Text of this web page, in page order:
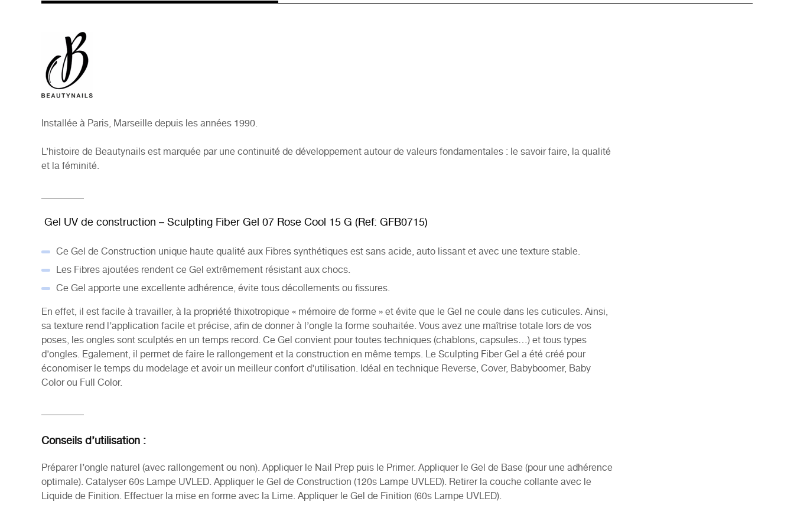
Installée à Paris, Marseille depuis les années 1990.
L’histoire de Beautynails est marquée par une continuité de développement autour de valeurs fondamentales : le savoir faire, la qualité
et la féminité.
_________
Gel UV de construction – Sculpting Fiber Gel 07 Rose Cool 15 G (Ref: GFB0715)
Ce Gel de Construction unique haute qualité aux Fibres synthétiques est sans acide, auto lissant et avec une texture stable.
Les Fibres ajoutées rendent ce Gel extrêmement résistant aux chocs.
Ce Gel apporte une excellente adhérence, évite tous décollements ou fissures.
En effet, il est facile à travailler, à la propriété thixotropique « mémoire de forme » et évite que le Gel ne coule dans les cuticules. Ainsi,
sa texture rend l’application facile et précise, afin de donner à l’ongle la forme souhaitée. Vous avez une maîtrise totale lors de vos
poses, les ongles sont sculptés en un temps record. Ce Gel convient pour toutes techniques (chablons, capsules…) et tous types
d’ongles. Egalement, il permet de faire le rallongement et la construction en même temps. Le Sculpting Fiber Gel a été créé pour
économiser le temps du modelage et avoir un meilleur confort d’utilisation. Idéal en technique Reverse, Cover, Babyboomer, Baby
Color ou Full Color.
_________
Conseils d’utilisation :
Préparer l’ongle naturel (avec rallongement ou non). Appliquer le Nail Prep puis le Primer. Appliquer le Gel de Base (pour une adhérence
optimale). Catalyser 60s Lampe UVLED. Appliquer le Gel de Construction (120s Lampe UVLED). Retirer la couche collante avec le
Liquide de Finition. Effectuer la mise en forme avec la Lime. Appliquer le Gel de Finition (60s Lampe UVLED).